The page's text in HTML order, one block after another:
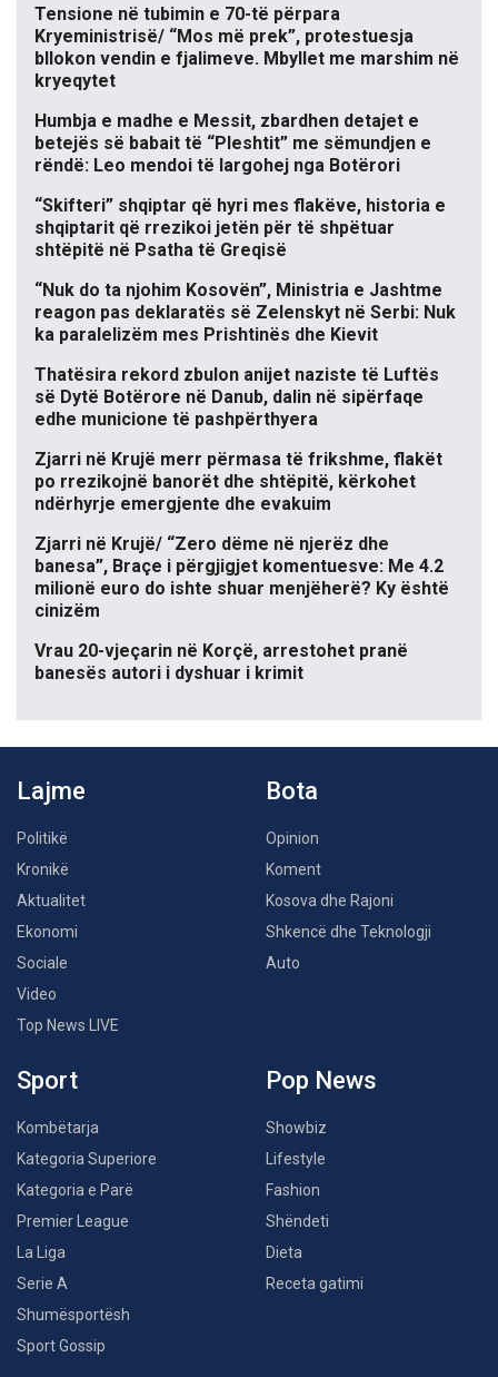
Tensione në tubimin e 70-të përpara
Kryeministrisë/ “Mos më prek”, protestuesja
bllokon vendin e fjalimeve. Mbyllet me marshim në
kryeqytet
Humbja e madhe e Messit, zbardhen detajet e
betejës së babait të “Pleshtit” me sëmundjen e
rëndë: Leo mendoi të largohej nga Botërori
“Skifteri” shqiptar që hyri mes flakëve, historia e
shqiptarit që rrezikoi jetën për të shpëtuar
shtëpitë në Psatha të Greqisë
“Nuk do ta njohim Kosovën”, Ministria e Jashtme
reagon pas deklaratës së Zelenskyt në Serbi: Nuk
ka paralelizëm mes Prishtinës dhe Kievit
Thatësira rekord zbulon anijet naziste të Luftës
së Dytë Botërore në Danub, dalin në sipërfaqe
edhe municione të pashpërthyera
Zjarri në Krujë merr përmasa të frikshme, flakët
po rrezikojnë banorët dhe shtëpitë, kërkohet
ndërhyrje emergjente dhe evakuim
Zjarri në Krujë/ “Zero dëme në njerëz dhe
banesa”, Braçe i përgjigjet komentuesve: Me 4.2
milionë euro do ishte shuar menjëherë? Ky është
cinizëm
Vrau 20-vjeçarin në Korçë, arrestohet pranë
banesës autori i dyshuar i krimit
Lajme
Politikë
Kronikë
Aktualitet
Ekonomi
Sociale
Video
Top News LIVE
Bota
Opinion
Koment
Kosova dhe Rajoni
Shkencë dhe Teknologji
Auto
Sport
Kombëtarja
Kategoria Superiore
Kategoria e Parë
Premier League
La Liga
Serie A
Shumësportësh
Sport Gossip
Pop News
Showbiz
Lifestyle
Fashion
Shëndeti
Dieta
Receta gatimi